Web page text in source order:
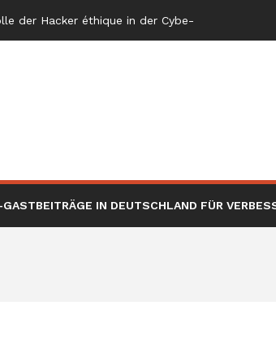
der Hacker éthique in der Cybersicherheit in
GASTBEITRÄGE IN DEUTSCHLAND FÜR